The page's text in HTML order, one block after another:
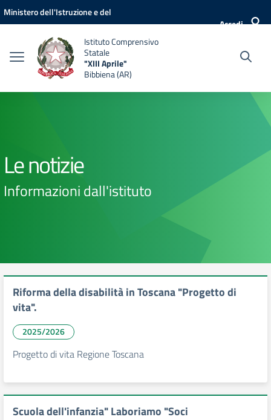
Vai ai contenuti
Vai al menu di navigazione
Vai al footer
Ministero dell'Istruzione e del
Accedi
Istituto Comprensivo
Statale
"XIII Aprile"
Bibbiena (AR)
Le notizie
Informazioni dall'istituto
Riforma della disabilità in Toscana "Progetto di
vita".
2025/2026
Progetto di vita Regione Toscana
Scuola dell'infanzia" Laboriamo "Soci